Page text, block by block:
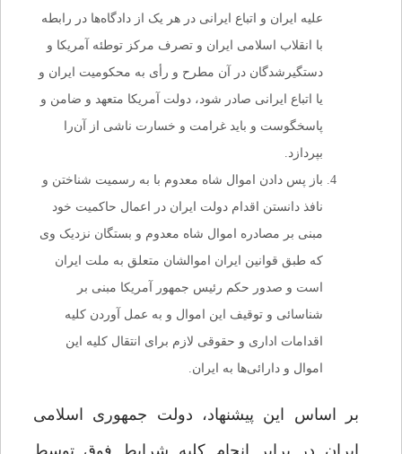
علیه ایران و اتباع ایرانی در هر یک از دادگاه‌ها در رابطه
با انقلاب اسلامی ایران و تصرف مرکز توطئه آمریکا و
دستگیرشدگان در آن مطرح و رأی به محکومیت ایران و
یا اتباع ایرانی صادر شود، دولت آمریکا متعهد و ضامن و
پاسخگوست و باید غرامت و خسارت ناشی از آن‌را
بپردازد.
باز پس دادن اموال شاه معدوم با به‌ رسمیت شناختن و
نافذ دانستن اقدام دولت ایران در اعمال حاکمیت خود
مبنی بر مصادره اموال شاه معدوم و بستگان نزدیک وی
که طبق قوانین ایران اموالشان متعلق به ملت ایران
است و صدور حکم رئیس جمهور آمریکا مبنی بر
شناسائی و توقیف این اموال و به عمل آوردن کلیه
اقدامات اداری و حقوقی لازم برای انتقال کلیه این
اموال و دارائی‌ها به ایران.
بر اساس این پیشنهاد، دولت جمهوری اسلامی